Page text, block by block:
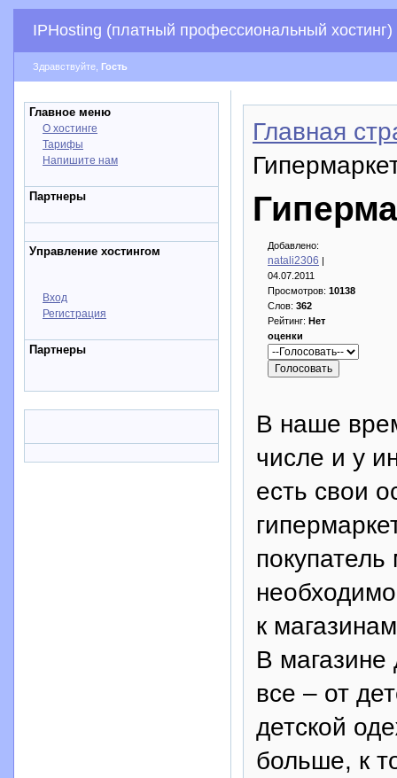
IPHosting (платный профессиональный хостинг)
Здравствуйте, Гость
Главное меню
О хостинге
Тарифы
Напишите нам
Партнеры
Управление хостингом
Вход
Регистрация
Партнеры
Главная
Добавлено:
natali2306 |
04.07.2011
Просмотров: 10138
Слов: 362
Рейтинг: Нет
оценки
В наше
числе и у
есть свои
к
В магазине
все – от
детской
больше, к